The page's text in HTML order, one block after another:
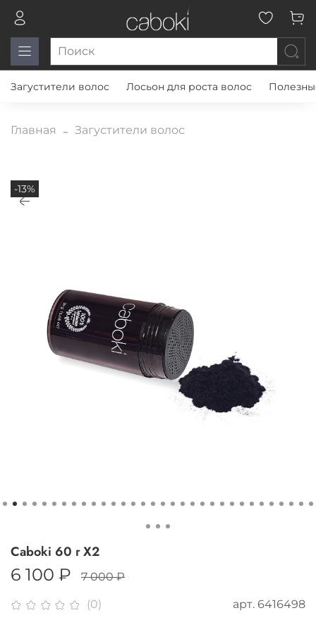
Загустители волос Лосьон для роста волос
Главная Загустители волос
-13%
(0) арт. 6416498
Caboki 60 г Х2
6 100 ₽ 7 000 ₽